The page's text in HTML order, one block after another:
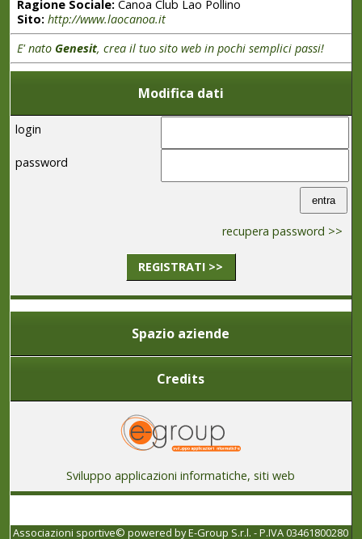
Ragione Sociale:Canoa Club Lao Pollino
Sito: http://www.laocanoa.it
E' nato Genesit, crea il tuo sito web in pochi semplici passi!
Modifica dati
login
password
recupera password >>
REGISTRATI >>
Spazio aziende
Credits
Sviluppo applicazioni informatiche, siti web
Associazioni sportive© powered byE-Group S.r.l. - P.IVA 03461800280